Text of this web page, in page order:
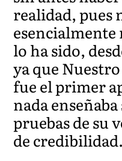
realidad, pues
lo ha sido,
ya que
fue el primer
nada
pruebas de su
de credibilidad.